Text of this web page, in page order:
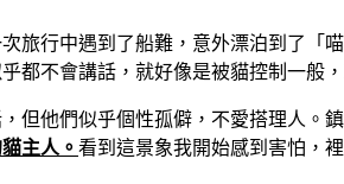
旅行中遇到了船難，意外漂泊到了
都不會講話，就好像是被貓控制一般
但他們似乎個性孤僻，不愛搭理人
主人。 看到這景象我開始感到害怕，